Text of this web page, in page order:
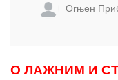
Огњен
О ЛАЖНИМ И